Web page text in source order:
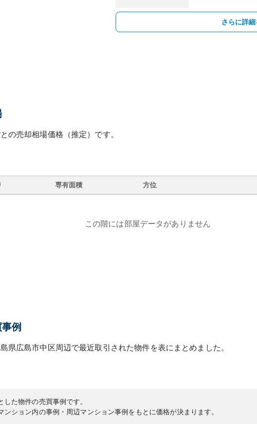
さらに詳
の売却相場価格（推定）です。
専有面積 方位
この階には部屋データがありません
例
県広島市中区周辺で最近取引された物件を表にまとめました。
た物件の売買事例です。
ンション内の事例・周辺マンション事例をもとに価格が決まります。